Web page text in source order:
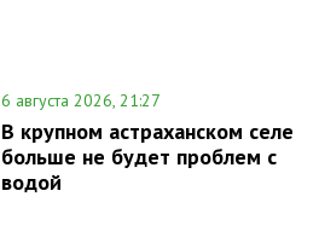
6 августа 2026, 21:27
В крупном астраханском селе
больше не будет проблем с
водой